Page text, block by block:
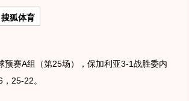
狐体育
赛A组（第25场），保加利亚3-1战胜委内
25-22。